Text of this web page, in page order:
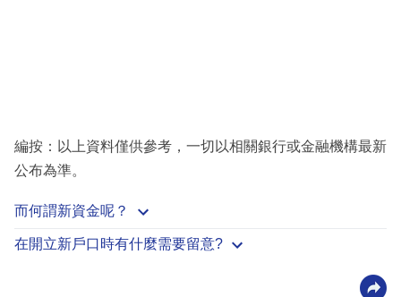
編按：以上資料僅供參考，一切以相關銀行或金融機構最新
公布為準。
而何謂新資金呢？
在開立新戶口時有什麼需要留意?